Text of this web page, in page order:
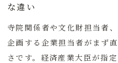
な違い
寺院関係者や文化財担当者
企画する企業担当者がまず
さです。経済産業大臣が指